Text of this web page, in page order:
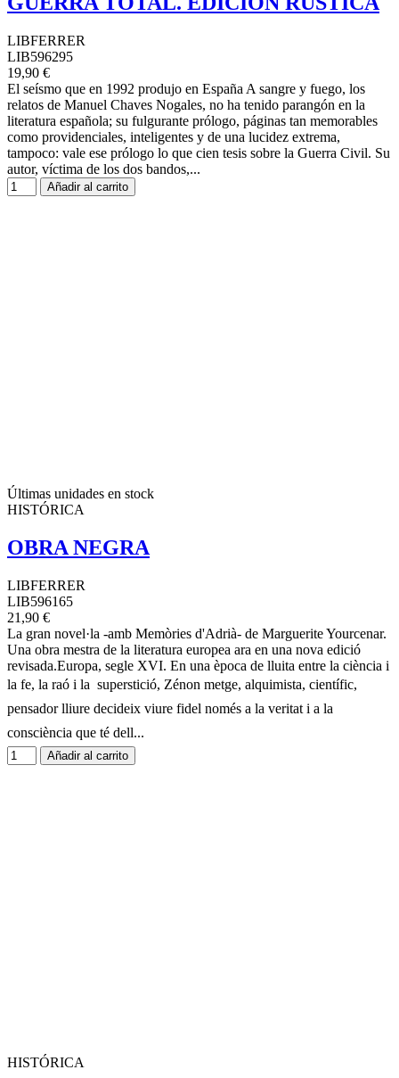
LIBFERRER
LIB596295
19,90 €
El seísmo que en 1992 produjo en España A sangre y fuego, los
relatos de Manuel Chaves Nogales, no ha tenido parangón en la
literatura española; su fulgurante prólogo, páginas tan memorables
como providenciales, inteligentes y de una lucidez extrema,
tampoco: vale ese prólogo lo que cien tesis sobre la Guerra Civil. Su
autor, víctima de los dos bandos,...
Añadir al carrito
Últimas unidades en stock
HISTÓRICA
OBRA NEGRA
LIBFERRER
LIB596165
21,90 €
La gran novel·la -amb Memòries d'Adrià- de Marguerite Yourcenar.
Una obra mestra de la literatura europea ara en una nova edició
revisada.Europa, segle XVI. En una època de lluita entre la ciència i
la fe, la raó i la superstició, Zénon metge, alquimista, científic,
pensador lliure decideix viure fidel només a la veritat i a la
consciència que té dell...
Añadir al carrito
HISTÓRICA